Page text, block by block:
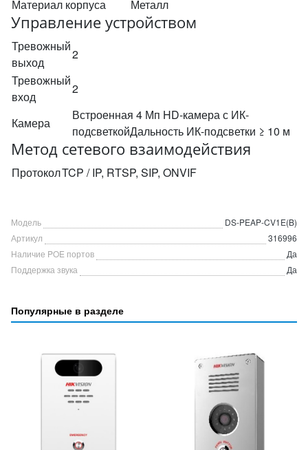
Материал корпуса Металл
Управление устройством
Тревожный
выход
2
Тревожный
вход
2
Камера
Встроенная 4 Мп HD-камера с ИК-
подсветкойДальность ИК-подсветки ≥ 10 м
Метод сетевого взаимодействия
ПротоколTCP / IP, RTSP, SIP, ONVIF
Модель
DS-PEAP-CV1E(B)
Артикул
316996
Наличие POE портов
Да
Поддержка звука
Да
Популярные в разделе